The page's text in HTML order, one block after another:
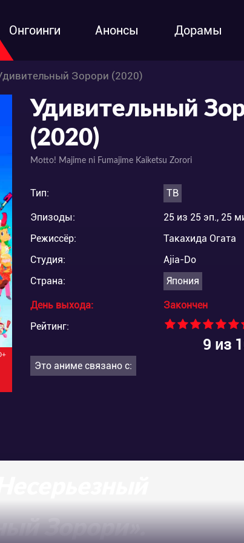
Онгоинги Анонсы Дорамы
Зорори (2020)
Удивительный
(2020)
Motto! Majime ni Fumajime Kaiketsu Zorori
Тип: ТВ
Эпизоды:
25 из 25 эп., 25
Режиссёр:
Такахида Огата
Студия:
Ajia-Do
Страна:
Япония
День выхода:
Закончен
Рейтинг:
9 из
Это аниме связано с:
Зорори».